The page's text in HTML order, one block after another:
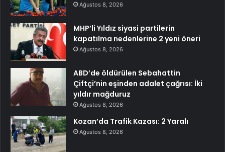
Ağustos 8, 2026
MHP’li Yıldız siyasi partilerin
kapatılma nedenlerine 2 yeni öneri
Ağustos 8, 2026
ABD’de öldürülen Sebahattin
Çiftçi’nin eşinden adalet çağrısı: İki
yıldır mağduruz
Ağustos 8, 2026
Kozan’da Trafik Kazası: 2 Yaralı
Ağustos 8, 2026